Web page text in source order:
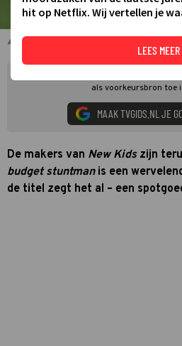
Tim Haars
als voorkeursbron toe
MAAK TVGIDS.NL JE
De makers van New Kids zijn
budget stuntmanis een
de titel zegt het al – een
hit op Netflix. Wij vertellen je
LEES MEER